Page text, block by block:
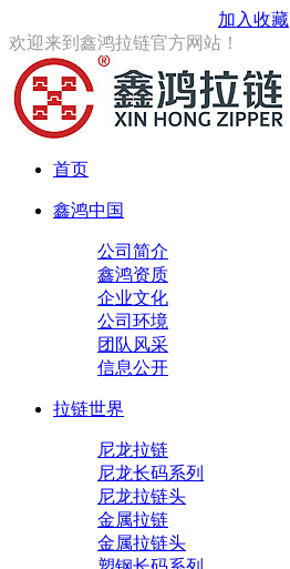
加入收藏
欢迎来到鑫鸿拉链官方网站！
首页
鑫鸿中国
公司简介
鑫鸿资质
企业文化
公司环境
团队风采
信息公开
拉链世界
尼龙拉链
尼龙长码系列
尼龙拉链头
金属拉链
金属拉链头